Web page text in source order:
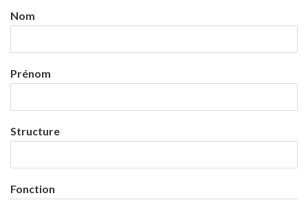
Nom
Prénom
Structure
Fonction